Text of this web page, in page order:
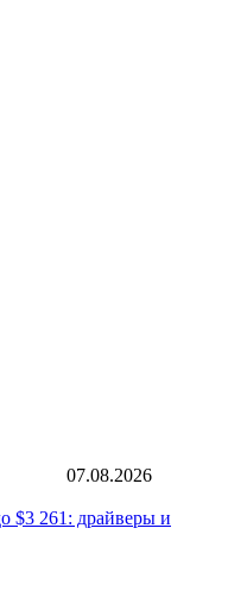
07.08.2026
$3 261: драйверы и